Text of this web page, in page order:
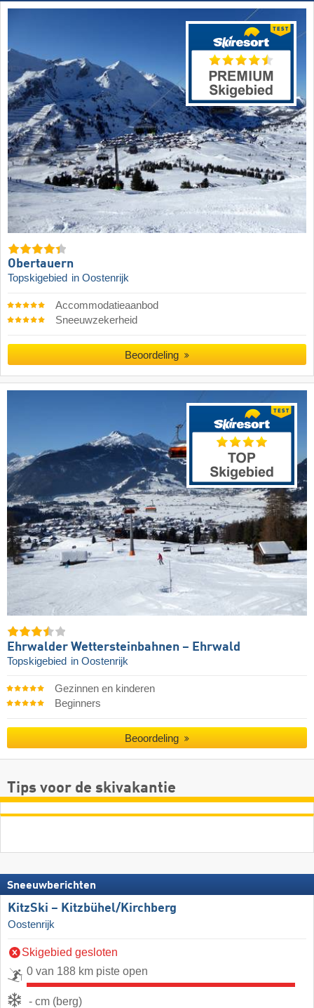
Obertauern
Topskigebied in Oostenrijk
Accommodatieaanbod
Sneeuwzekerheid
Beoordeling
Ehrwalder Wettersteinbahnen – Ehrwald
Topskigebied in Oostenrijk
Gezinnen en kinderen
Beginners
Beoordeling
Tips voor de skivakantie
Sneeuwberichten
KitzSki – Kitzbühel/​Kirchberg
Oostenrijk
Skigebied gesloten
0 van 188 km piste open
- cm (berg)